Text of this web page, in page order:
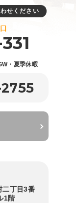
せください
・夏季休暇
二丁目3番
1階